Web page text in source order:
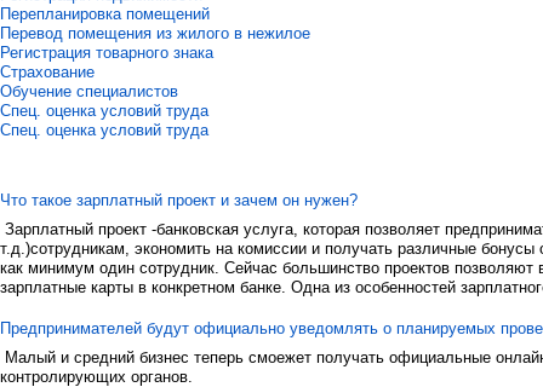
Перепланировка помещений
Перевод помещения из жилого в нежилое
Регистрация товарного знака
Страхование
Обучение специалистов
Спец. оценка условий труда
Спец. оценка условий труда
Что такое зарплатный проект и зачем он нужен?
Зарплатный проект -банковская услуга, которая позволяет
т.д.)сотрудникам, экономить на комиссии и получать различные
как минимум один сотрудник. Сейчас большинство проектов
зарплатные карты в конкретном банке. Одна из особенностей
Предпринимателей будут официально уведомлять о планируемых
Малый и средний бизнес теперь смоежет получать официальные
контролирующих органов.